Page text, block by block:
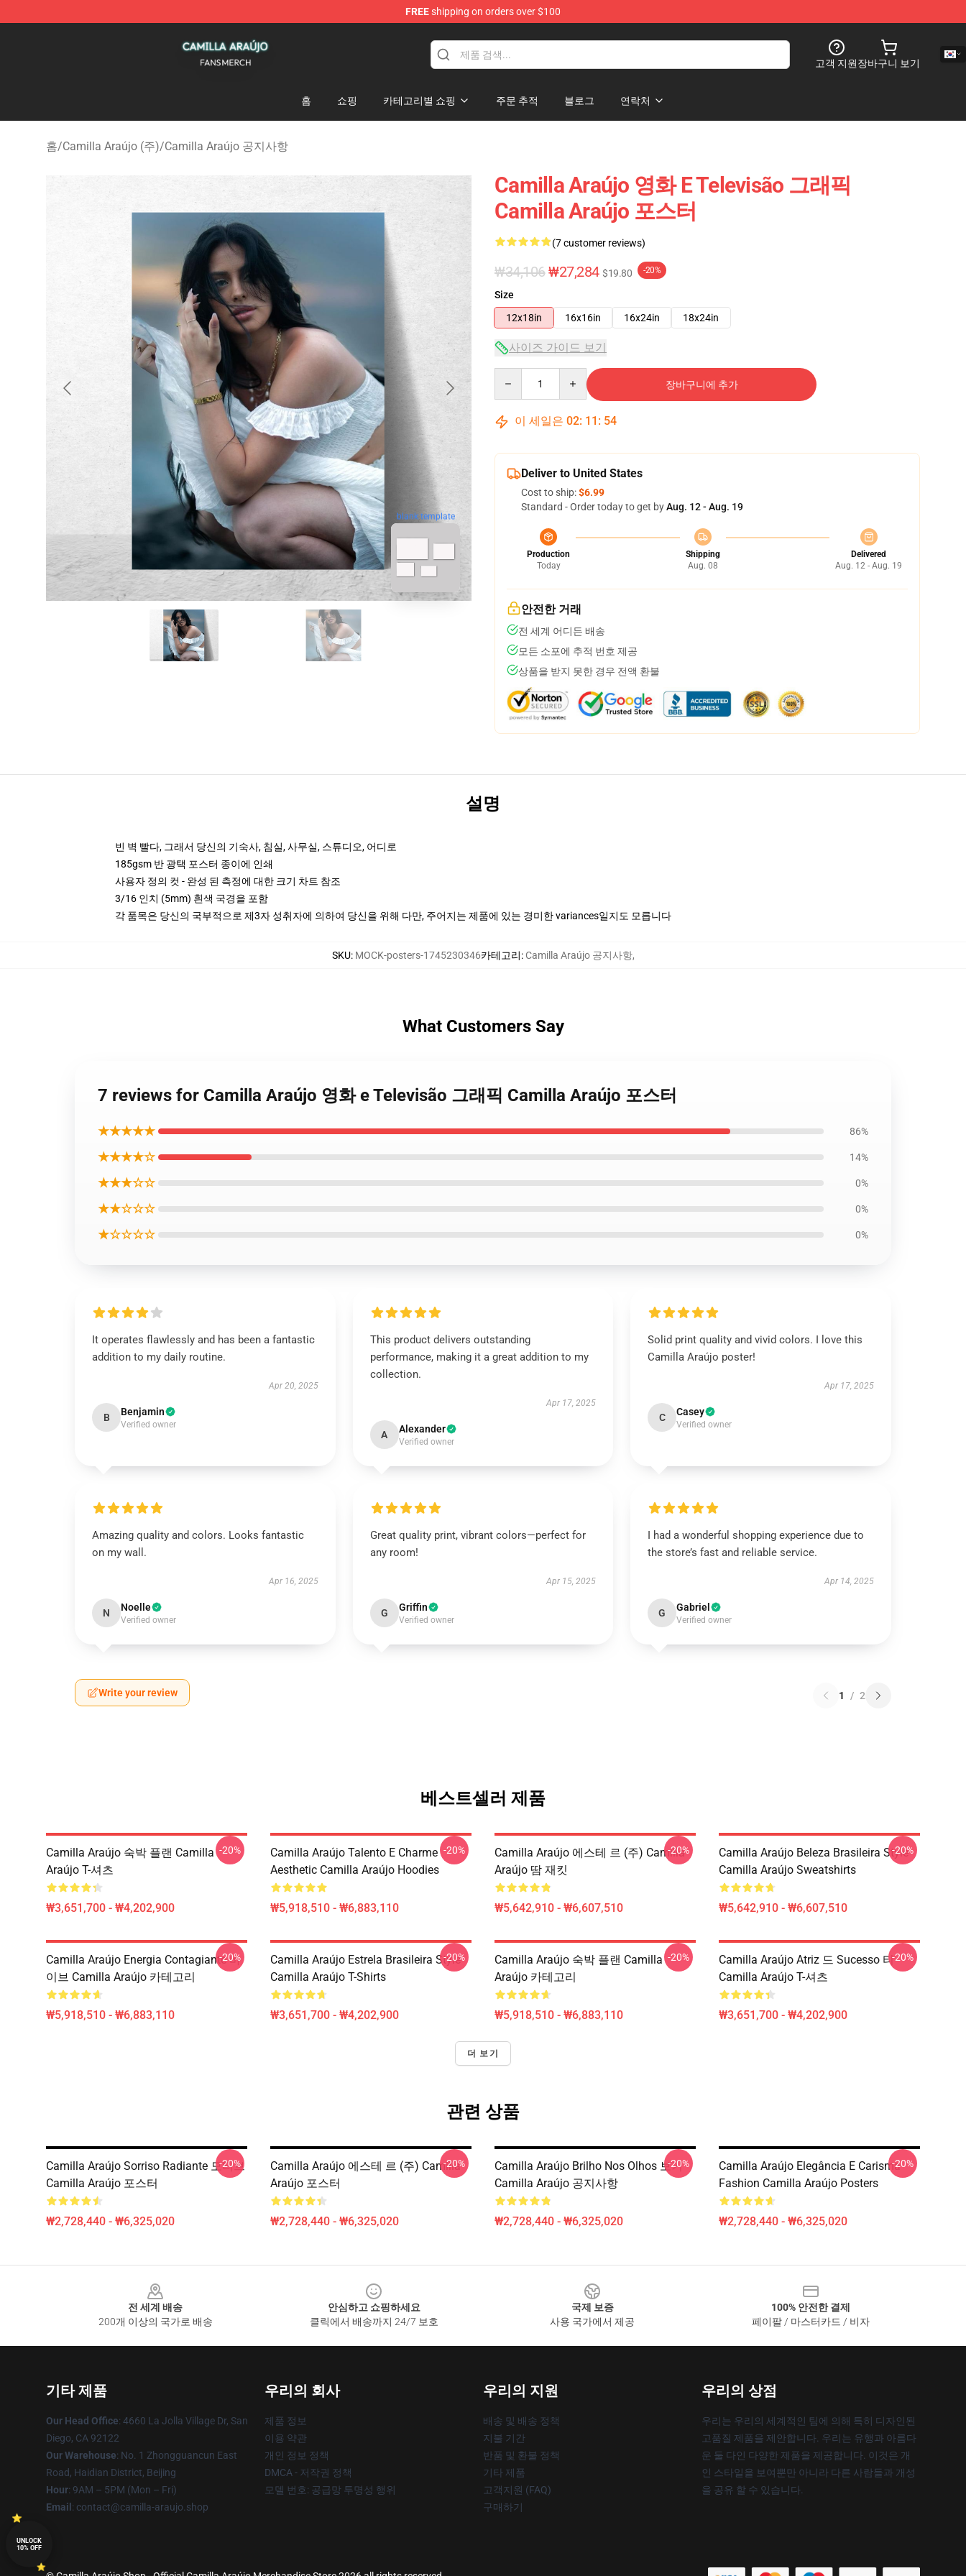
FREEshipping on orders over $100
고객 지원장바구니 보기
홈 쇼핑 카테고리별 쇼핑 주문 추적 블로그 연락처
홈/Camilla Araújo (주)/Camilla Araújo 공지사항
blank template
Camilla Araújo 영화 E Televisão 그래픽
Camilla Araújo 포스터
(7 customer reviews)
₩34,106₩27,284 $19.80 -20%
Size
12x18in
16x16in 16x24in 18x24in
사이즈 가이드 보기
장바구니에 추가
이 세일은 02: 11 : 53
Deliver to United States
Cost to ship:$6.99
Standard - Order today to get byAug. 12 - Aug. 19
Production
Today
Shipping
Aug. 08
Delivered
Aug. 12 - Aug. 19
안전한 거래
전 세계 어디든 배송
모든 소포에 추적 번호 제공
상품을 받지 못한 경우 전액 환불
설명
빈 벽 빨다, 그래서 당신의 기숙사, 침실, 사무실, 스튜디오, 어디로
185gsm 반 광택 포스터 종이에 인쇄
사용자 정의 컷 - 완성 된 측정에 대한 크기 차트 참조
3/16 인치 (5mm) 흰색 국경을 포함
각 품목은 당신의 국부적으로 제3자 성취자에 의하여 당신을 위해 다만, 주어지는 제품에 있는 경미한 variances일지도 모릅니다
SKU: MOCK-posters-1745230346카테고리: Camilla Araújo 공지사항,
What Customers Say
7 reviews for Camilla Araújo 영화 e Televisão 그래픽 Camilla Araújo 포스터
★★★★★ 86%
★★★★☆ 14%
★★★☆☆ 0%
★★☆☆☆ 0%
★☆☆☆☆ 0%
It operates flawlessly and has been a fantastic
addition to my daily routine.
Apr 20, 2025
B Benjamin
Verified owner
This product delivers outstanding
performance, making it a great addition to my
collection.
Apr 17, 2025
A Alexander
Verified owner
Solid print quality and vivid colors. I love this
Camilla Araújo poster!
Apr 17, 2025
C Casey
Verified owner
Amazing quality and colors. Looks fantastic
on my wall.
Apr 16, 2025
N Noelle
Verified owner
Great quality print, vibrant colors—perfect for
any room!
Apr 15, 2025
G Griffin
Verified owner
I had a wonderful shopping experience due to
the store’s fast and reliable service.
Apr 14, 2025
G Gabriel
Verified owner
Write your review 1 / 2
베스트셀러 제품
Camilla Araújo 숙박 플랜 Camilla
Araújo T-셔츠
₩3,651,700 - ₩4,202,900
-20%
Camilla Araújo Talento E Charme
Aesthetic Camilla Araújo Hoodies
₩5,918,510 - ₩6,883,110
-20%
Camilla Araújo 에스테 르 (주) Camilla
Araújo 땀 재킷
₩5,642,910 - ₩6,607,510
-20%
Camilla Araújo Beleza Brasileira Style
Camilla Araújo Sweatshirts
₩5,642,910 - ₩6,607,510
-20%
Camilla Araújo Energia Contagiante 바
이브 Camilla Araújo 카테고리
₩5,918,510 - ₩6,883,110
-20%
Camilla Araújo Estrela Brasileira Style
Camilla Araújo T-Shirts
₩3,651,700 - ₩4,202,900
-20%
Camilla Araújo 숙박 플랜 Camilla
Araújo 카테고리
₩5,918,510 - ₩6,883,110
-20%
Camilla Araújo Atriz 드 Sucesso 티
Camilla Araújo T-셔츠
₩3,651,700 - ₩4,202,900
-20%
더 보기
관련 상품
Camilla Araújo Sorriso Radiante 모티브
Camilla Araújo 포스터
₩2,728,440 - ₩6,325,020
-20%
Camilla Araújo 에스테 르 (주) Camilla
Araújo 포스터
₩2,728,440 - ₩6,325,020
-20%
Camilla Araújo Brilho Nos Olhos 보기
Camilla Araújo 공지사항
₩2,728,440 - ₩6,325,020
-20%
Camilla Araújo Elegância E Carisma
Fashion Camilla Araújo Posters
₩2,728,440 - ₩6,325,020
-20%
전 세계 배송
200개 이상의 국가로 배송
안심하고 쇼핑하세요
클릭에서 배송까지 24/7 보호
국제 보증
사용 국가에서 제공
100% 안전한 결제
페이팔 / 마스터카드 / 비자
기타 제품
Our Head Office: 4660 La Jolla Village Dr, San
Diego, CA 92122
Our Warehouse: No. 1 Zhongguancun East
Road, Haidian District, Beijing
Hour: 9AM – 5PM (Mon – Fri)
Email : contact@camilla-araujo.shop
우리의 회사
제품 정보
이용 약관
개인 정보 정책
DMCA - 저작권 정책
모델 번호: 공급망 투명성 행위
우리의 지원
배송 및 배송 정책
지불 기간
반품 및 환불 정책
기타 제품
고객지원 (FAQ)
구매하기
우리의 상점
우리는 우리의 세계적인 팀에 의해 특히 디자인된
고품질 제품을 제안합니다. 우리는 유행과 아름다
운 둘 다인 다양한 제품을 제공합니다. 이것은 개
인 스타일을 보여뿐만 아니라 다른 사람들과 개성
을 공유 할 수 있습니다.
UNLOCK
10% OFF